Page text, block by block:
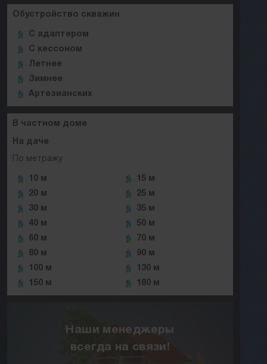
Обустройство скважин
C адаптером
C кессоном
Летнее
Зимнее
Артезианских
В частном доме
На даче
По метражу
10 м
15 м
20 м
25 м
30 м
35 м
40 м
50 м
60 м
70 м
80 м
90 м
100 м
130 м
150 м
180 м
Наши менеджеры
всегда на связи!